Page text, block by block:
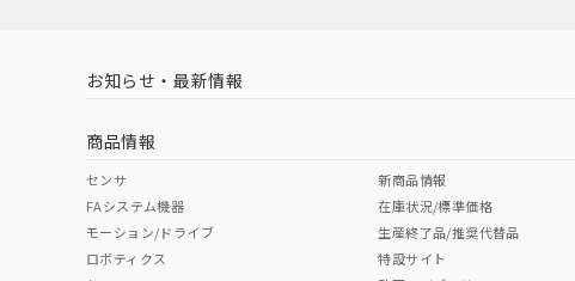
中国 RoHS 注意事項・凡例
中国 RoHS表
Pb Hg Cr(VI)
（イギリス
（ノルウェー
お知らせ・最新情報
商品情報
センサ
FAシステム機器
モーション/ドライブ
ロボティクス
新商品情報
在庫状況/標準価格
生産終了品/推奨代替品
特設サイト